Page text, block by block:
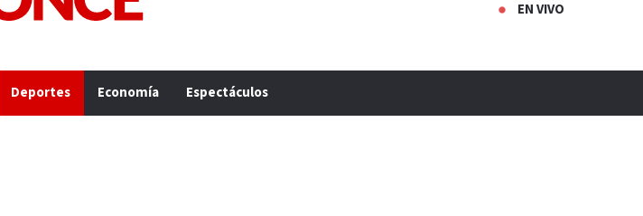
EN VIVO
Deportes Economía Espectáculos